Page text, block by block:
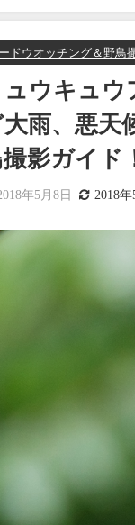
でも出会い盛り沢山
ドウオッチング＆野鳥
ュウキュ
大雨、悪天
影ガイド
年5月8日 2018年